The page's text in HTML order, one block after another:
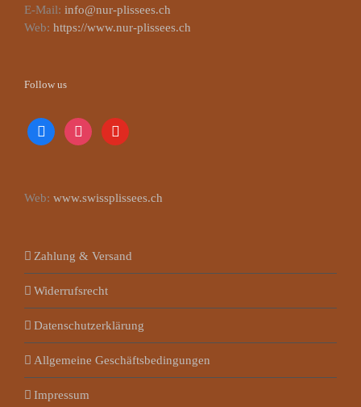
E-Mail: info@nur-plissees.ch
Web: https://www.nur-plissees.ch
Follow us
facebookinstagramyoutube
Web: www.swissplissees.ch
Zahlung & Versand
Widerrufsrecht
Datenschutzerklärung
Allgemeine Geschäftsbedingungen
Impressum